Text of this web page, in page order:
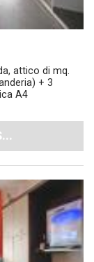
attico di mq.
+ 3
A4